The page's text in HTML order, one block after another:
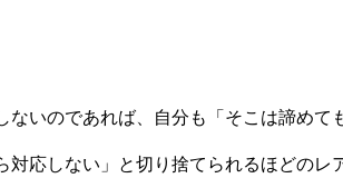
いのであれば、自分も「そこは諦めて
応しない」と切り捨てられるほどのレ